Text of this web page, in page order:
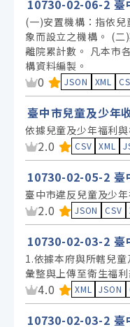
10730-02-06-2 臺
(一)安置機構：指依
象而設立之機構。 (二
離院累計數。 凡本市
構資料編製。
資料集評分：
0 JSON XML
臺中市兒童及少年
依據兒童及少年福利
資料集評分：
2.0 CSV XML
10730-02-05-2 臺
臺中市違反兒童及少
資料集評分：
2.0 JSON CSV
10730-02-03-2 臺
1.依據本府與所轄兒
彙整與上傳至衛生福
資料集評分：
4.0 XML JSON
10730-02-03-2 臺